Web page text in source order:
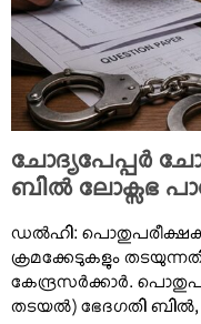
VIDEOS
YOUR SAY
COOKERY
KARSHAKAN
GREETINGS
OBITUARY
ചോദ്യപേപ്പര്‍
ബില്‍ ലോക്സഭ
ഡല്‍ഹി:
ക്രമക്കേടുകളും
കേന്ദ്രസര്‍ക്കാര്‍.
തടയല്‍) ഭേദഗതി ബില്‍,